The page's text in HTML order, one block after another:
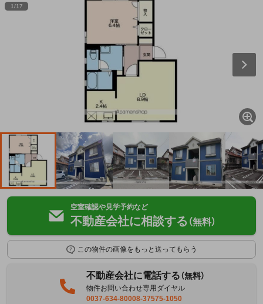
1/17
空室確認や見学予約など
不動産会社に相談する （無料）
この物件の画像をもっと送ってもらう
不動産会社に電話する（無料）
物件お問い合わせ専用ダイヤル
0037-634-80008-37575-1050